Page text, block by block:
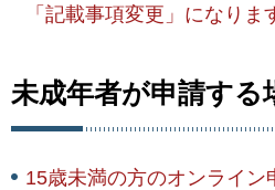
「記載事項変更」になりま
未成年者が申請する
15歳未満の方のオンライン